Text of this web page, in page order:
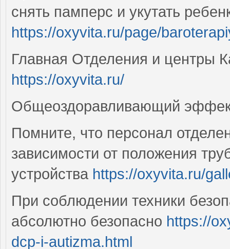
снять памперс и укутать
https://oxyvita.ru/page/
Главная Отделения и центры
https://oxyvita.ru/
Общеоздоравливающий
Помните, что персонал
зависимости от положения
устройства https://oxyvita.ru/
При соблюдении техники
абсолютно безопасно https://
dcp-i-autizma.html